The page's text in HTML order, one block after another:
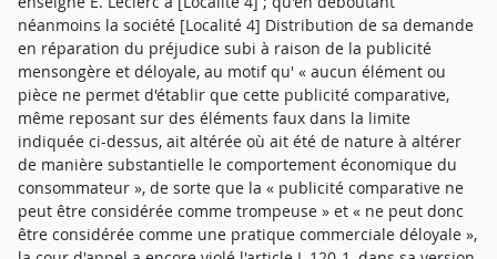
néanmoins la société [Localité 4] Distribution de sa demande
en réparation du préjudice subi à raison de la publicité
mensongère et déloyale, au motif qu' « aucun élément ou
pièce ne permet d'établir que cette publicité comparative,
même reposant sur des éléments faux dans la limite
indiquée ci-dessus, ait altérée où ait été de nature à altérer
de manière substantielle le comportement économique du
consommateur », de sorte que la « publicité comparative ne
peut être considérée comme trompeuse » et « ne peut donc
être considérée comme une pratique commerciale déloyale »,